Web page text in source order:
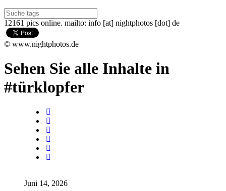
12161 pics online. mailto: info [at] nightphotos [dot] de
© www.nightphotos.de
Sehen Sie alle Inhalte in
#türklopfer
Juni 14, 2026